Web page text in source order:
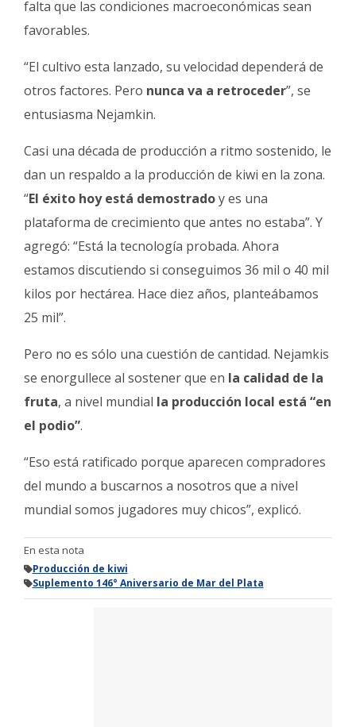
falta que las condiciones macroeconómicas sean
favorables.
“El cultivo esta lanzado, su velocidad dependerá de
otros factores. Pero nunca va a retroceder”, se
entusiasma Nejamkin.
Casi una década de producción a ritmo sostenido, le
dan un respaldo a la producción de kiwi en la zona.
“El éxito hoy está demostradoy es una
plataforma de crecimiento que antes no estaba”. Y
agregó: “Está la tecnología probada. Ahora
estamos discutiendo si conseguimos 36 mil o 40 mil
kilos por hectárea. Hace diez años, planteábamos
25 mil”.
Pero no es sólo una cuestión de cantidad. Nejamkis
se enorgullece al sostener que en la calidad de la
fruta, a nivel mundial la producción local está “en
el podio”.
“Eso está ratificado porque aparecen compradores
del mundo a buscarnos a nosotros que a nivel
mundial somos jugadores muy chicos”, explicó.
En esta nota
Producción de kiwi
Suplemento 146° Aniversario de Mar del Plata